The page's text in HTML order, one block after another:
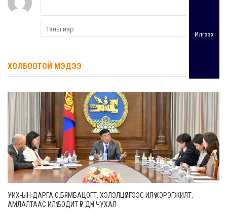
Илгээх
ХОЛБООТОЙ МЭДЭЭ
УИХ-ЫН ДАРГА С.БЯМБАЦОГТ: ХЭЛЭЛЦҮҮЛГЭЭС ИЛҮҮ ХЭРЭГЖИЛТ,
АМЛАЛТААС ИЛҮҮ БОДИТ ҮР ДҮН ЧУХАЛ